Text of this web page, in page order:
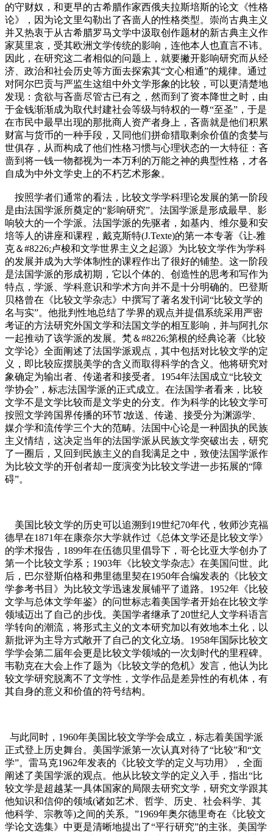
的守财奴，和更早的古希腊作家西俄夫拉斯培斯的论文《性格
论》，因为论文里勾勒出了吝啬人的性格类型。崇尚古典主义
并又热衷于从古希腊罗马文学中汲取创作题材的新古典主义作
家莫里哀，受其欧洲文学传统的影响，连他本人也直言不讳。
因此，在研究这二者相似的问题上，就要撇开影响研究而从经
济、政治和社会历史等方面去探索其“文心相通”的规律。通过
对阿尔巴贡与严监生这组中外文学形象的比较，可以更清楚地
发现：贪欲与吝啬尽管古已有之，然而到了资本降世之时，由
于金钱渐渐成为取代封建社会等级与特权的一尊“至圣”，于是
在市民中最早出现的那批商人资产者身上，吝啬就是他们积累
财富与货币的一种手段，又同他们拼命猎取剩余价值的贪婪与
世俱存，从而构成了他们性格习惯与心理状态的一大特征：吝
啬到将一钱一物都视为一本万利的万能之神的典型性格，才各
自成为中外文学史上的不朽艺术形象。
按照学者们通常的看法，比较文学学科理论发展的第一阶段
是由法国学派所奠定的“影响研究”。法国学派是形成最早、影
响较大的一个学派。法国学派的先驱者，如基内、维尔曼和安
培等人的讲座和课程，戴克斯特(J.Texte)的第一本专著《让-雅
克＆#8226;卢梭和文学世界主义之起源》为比较文学作为学科
的发展并成为大学体制性的课程作出了很好的铺垫。这一阶段
是法国学派的形成初期，它以个体的、创造性的思考和写作为
特点，学派、学科意识和学术方向并不是十分明确的。巴登斯
贝格曾在《比较文学杂志》中撰写了著名发刊词“比较文学的
名与实”。他批判性地总结了学界的观点并提倡系统采用严密
考证的方法研究外国文学和法国文学的相互影响，并与阿扎尔
一起推动了该学派的发展。梵＆#8226;第根的经典论著《比较
文学论》全面阐述了法国学派观点，其中包括对比较文学的定
义，即比较应摆脱美学的含义而取得科学的含义。他将研究对
象确定为输出者、传递者和接受者。1954年法国成立“比较文
学协会”，标志法国学派的正式成立。在法国学者看来，比较
文学不是文学比较而是文学史的分支。作为科学的比较文学可
按照文学跨国界传播的环节∶放送、传递、接受分为渊源学、
媒介学和流传学三个大的范畴。法国中心论是一种固执的民族
主义情结，这决定当年的法国学派从民族文学突破出去，研究
了一圈后，又回到民族主义的自我满足之中，致使法国学派作
为比较文学的开创者却一度演变为比较文学进一步拓展的“障
碍”。
美国比较文学的历史可以追溯到19世纪70年代，牧师沙克福
德早在1871年在康奈尔大学就作过《总体文学还是比较文学》
的学术报告，1899年在伍德贝里倡导下，哥仑比亚大学创办了
第一个比较文学系；1903年《比较文学杂志》在美国问世。此
后，巴尔登斯伯格和弗里德里契在1950年合编发表的《比较文
学参考书目》为比较文学迅速发展铺平了道路。1952年《比较
文学与总体文学年鉴》的问世标志着美国学者开始在比较文学
领域迈出了自己的步伐。美国学者继承了20世纪人文学科语言
学转向的潮流，将形式主义的文本研究加以有效地本土化，以
新批评为主导方式敞开了自己的文化立场。1958年国际比较文
学学会第二届年会更是比较文学领域的一次划时代的里程碑。
韦勒克在大会上作了题为《比较文学的危机》发言，他认为比
较文学研究脱离不了文学性，文学作品是差异性的有机体，有
其自身的意义和价值的符号结构。
与此同时，1960年美国比较文学学会成立，标志着美国学派
正式登上历史舞台。美国学派第一次认真对待了“比较”和“文
学”。雷马克1962年发表的《比较文学的定义与功用》，全面
阐述了美国学派的观点。他从比较文学的定义入手，指出“比
较文学是超越某一具体国家的局限去研究文学，研究文学跟其
他知识和信仰的领域(诸如艺术、哲学、历史、社会科学、其
他科学、宗教等)之间的关系。”1969年奥尔德里奇在《比较文
学论文选集》中更是清晰地提出了“平行研究”的主张。美国学